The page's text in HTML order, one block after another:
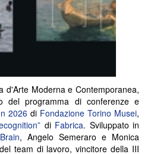
d'Arte Moderna e Contemporanea,
del programma di conferenze e
2026 di Fondazione Torino Musei,
di Fabrica. Sviluppato in
, Angelo Semeraro e Monica
team di lavoro, vincitore della III